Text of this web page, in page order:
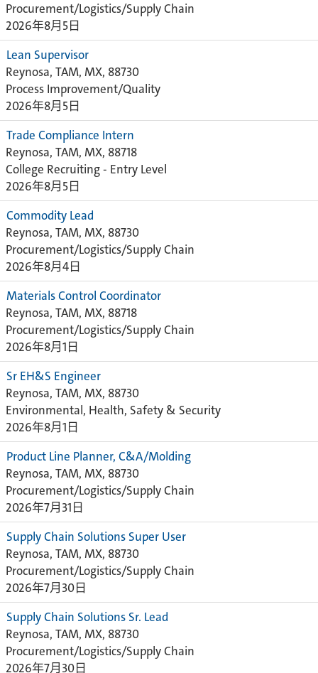
Procurement/Logistics/Supply Chain
2026年8月5日
Lean Supervisor
Reynosa, TAM, MX, 88730
Process Improvement/Quality
2026年8月5日
Trade Compliance Intern
Reynosa, TAM, MX, 88718
College Recruiting - Entry Level
2026年8月5日
Commodity Lead
Reynosa, TAM, MX, 88730
Procurement/Logistics/Supply Chain
2026年8月4日
Materials Control Coordinator
Reynosa, TAM, MX, 88718
Procurement/Logistics/Supply Chain
2026年8月1日
Sr EH&S Engineer
Reynosa, TAM, MX, 88730
Environmental, Health, Safety & Security
2026年8月1日
Product Line Planner, C&A/Molding
Reynosa, TAM, MX, 88730
Procurement/Logistics/Supply Chain
2026年7月31日
Supply Chain Solutions Super User
Reynosa, TAM, MX, 88730
Procurement/Logistics/Supply Chain
2026年7月30日
Supply Chain Solutions Sr. Lead
Reynosa, TAM, MX, 88730
Procurement/Logistics/Supply Chain
2026年7月30日